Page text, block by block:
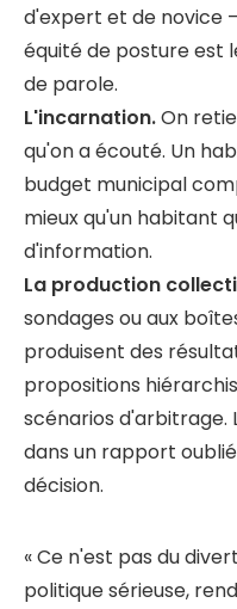
d'expert et de novice
équité de posture est
de parole.
L'incarnation.On
qu'on a écouté. Un
budget municipal
mieux qu'un habitant
d'information.
La production
sondages ou aux
produisent des
propositions
scénarios d'arbitrage.
dans un rapport
décision.
« Ce n'est pas du
politique sérieuse,